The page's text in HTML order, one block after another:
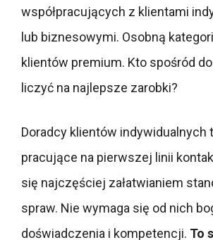
współpracujących z klientami
lub biznesowymi. Osobną
klientów premium. Kto spośród
liczyć na najlepsze zarobki?
Doradcy klientów indywidualnych
pracujące na pierwszej linii
się najczęściej załatwianiem
spraw. Nie wymaga się od nich
doświadczenia i kompetencji. To